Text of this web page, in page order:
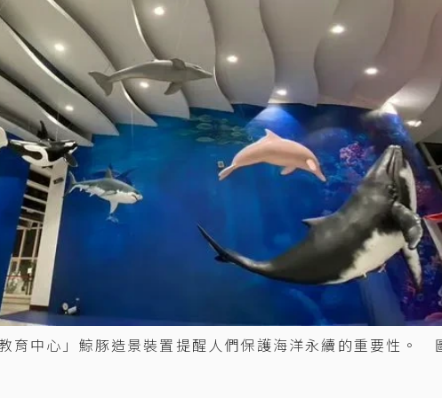
育中心」鯨豚造景裝置提醒人們保護海洋永續的重要性。